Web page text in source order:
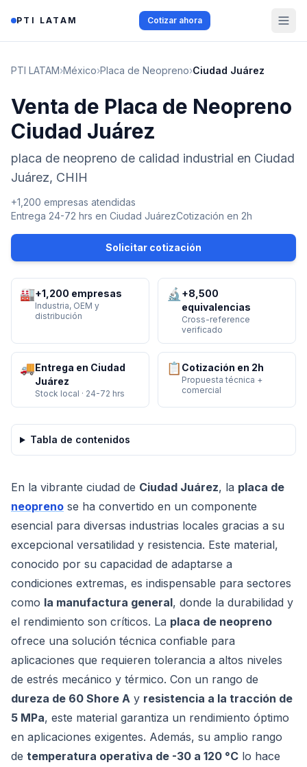
PTI LATAM Cotizar ahora
PTI LATAM›México›Placa de Neopreno›Ciudad Juárez
Venta de Placa de Neopreno
Ciudad Juárez
placa de neopreno de calidad industrial en Ciudad
Juárez, CHIH
+1,200 empresas atendidas
Entrega 24-72 hrs en Ciudad JuárezCotización en 2h
Solicitar cotización
🏭+1,200 empresas
Industria, OEM y
distribución
🔬 +8,500
equivalencias
Cross-reference
verificado
🚚Entrega en Ciudad
Juárez
Stock local · 24-72 hrs
📋 Cotización en 2h
Propuesta técnica +
comercial
Tabla de contenidos
En la vibrante ciudad de Ciudad Juárez, la placa de
neopreno se ha convertido en un componente
esencial para diversas industrias locales gracias a su
excepcional versatilidad y resistencia. Este material,
conocido por su capacidad de adaptarse a
condiciones extremas, es indispensable para sectores
como la manufactura general, donde la durabilidad y
el rendimiento son críticos. La placa de neopreno
ofrece una solución técnica confiable para
aplicaciones que requieren tolerancia a altos niveles
de estrés mecánico y térmico. Con un rango de
dureza de 60 Shore A y resistencia a la tracción de
5 MPa, este material garantiza un rendimiento óptimo
en aplicaciones exigentes. Además, su amplio rango
de temperatura operativa de -30 a 120 °C lo hace